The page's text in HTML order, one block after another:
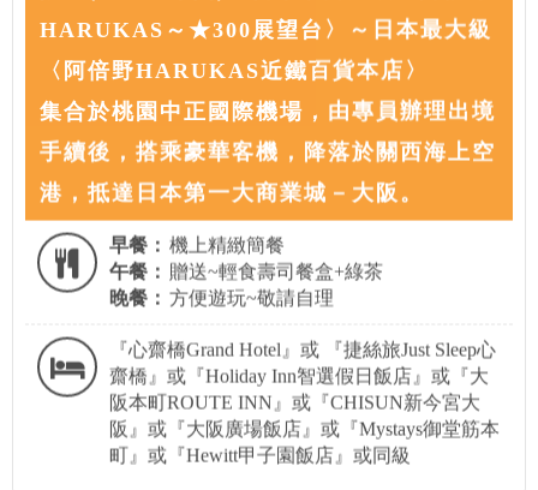
HARUKAS～★300展望台〉～日本最大級
〈阿倍野HARUKAS近鐵百貨本店〉
集合於桃園中正國際機場，由專員辦理出境
手續後，搭乘豪華客機，降落於關西海上空
港，抵達日本第一大商業城－大阪。
早餐： 機上精緻簡餐
午餐： 贈送~輕食壽司餐盒+綠茶
晚餐： 方便遊玩~敬請自理
『心齋橋Grand Hotel』或 『捷絲旅Just Sleep心
齋橋』或『Holiday Inn智選假日飯店』或『大
阪本町ROUTE INN』或『CHISUN新今宮大
阪』或『大阪廣場飯店』或『Mystays御堂筋本
町』或『Hewitt甲子園飯店』或同級